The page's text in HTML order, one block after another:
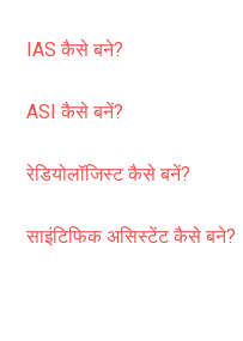
IAS कैसे बने?
ASI कैसे बनें?
रेडियोलॉजिस्ट कैसे बनें?
साइंटिफिक असिस्टेंट कैसे बने?